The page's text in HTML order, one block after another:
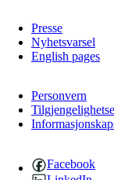
Presse
Nyhetsvarsel
English pages
Personvern
Facebook